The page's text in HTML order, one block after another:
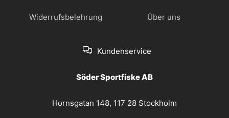
Widerrufsbelehrung Über uns
Kundenservice
Söder Sportfiske AB
Hornsgatan 148, 117 28 Stockholm